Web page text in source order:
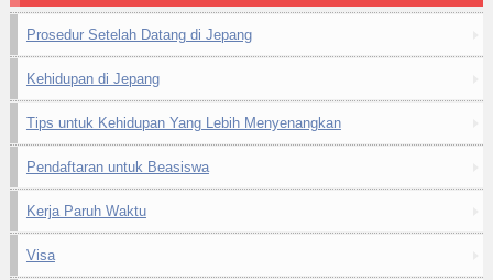
Prosedur Setelah Datang di Jepang
Kehidupan di Jepang
Tips untuk Kehidupan Yang Lebih Menyenangkan
Pendaftaran untuk Beasiswa
Kerja Paruh Waktu
Visa